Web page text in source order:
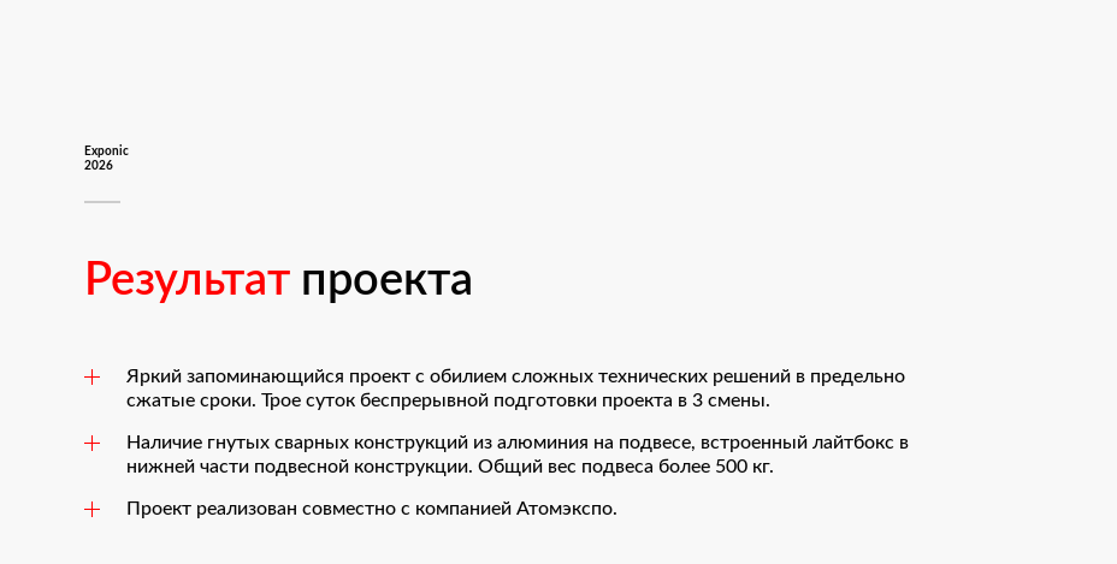
Exponic
2026
Результат проекта
Яркий запоминающийся проект с обилием сложных технических решений в предельно
сжатые сроки. Трое суток беспрерывной подготовки проекта в 3 смены.
Наличие гнутых сварных конструкций из алюминия на подвесе, встроенный лайтбокс в
нижней части подвесной конструкции. Общий вес подвеса более 500 кг.
Проект реализован совместно с компанией Атомэкспо.